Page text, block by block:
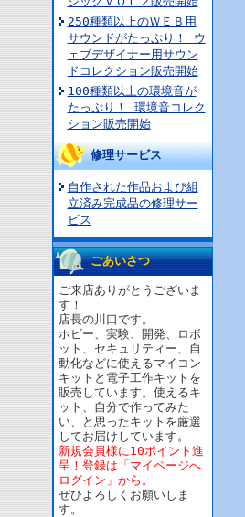
250種類以上のＷＥＢ用
サウンドがたっぷり！ ウ
ェブデザイナー用サウン
ドコレクション販売開始
100種類以上の環境音が
たっぷり！ 環境音コレク
ション販売開始
修理サービス
自作された作品および組
立済み完成品の修理サー
ビス
ごあいさつ
ご来店ありがとうございま
す！
店長の川口です。
ホビー、実験、開発、ロボ
ット、セキュリティー、自
動化などに使えるマイコン
キットと電子工作キットを
販売しています。使えるキ
ット、自分で作ってみた
い、と思ったキットを厳選
してお届けしています。
新規会員様に10ポイント進
呈！登録は「マイページへ
ログイン」から。
ぜひよろしくお願いしま
す。